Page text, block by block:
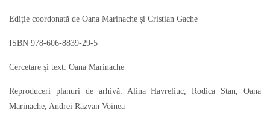
Ediție coordonată de Oana Marinache și Cristian Gache
ISBN 978-606-8839-29-5
Cercetare și text: Oana Marinache
Reproduceri planuri de arhivă: Alina Havreliuc, Rodica Stan, Oana
Marinache, Andrei Răzvan Voinea